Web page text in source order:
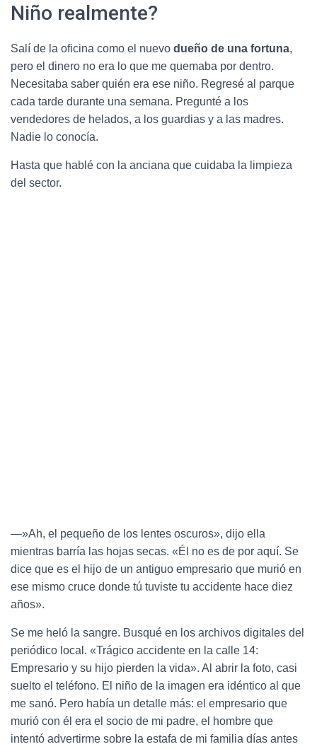
Niño realmente?
Salí de la oficina como el nuevo dueño de una fortuna,
pero el dinero no era lo que me quemaba por dentro.
Necesitaba saber quién era ese niño. Regresé al parque
cada tarde durante una semana. Pregunté a los
vendedores de helados, a los guardias y a las madres.
Nadie lo conocía.
Hasta que hablé con la anciana que cuidaba la limpieza
del sector.
—»Ah, el pequeño de los lentes oscuros», dijo ella
mientras barría las hojas secas. «Él no es de por aquí. Se
dice que es el hijo de un antiguo empresario que murió en
ese mismo cruce donde tú tuviste tu accidente hace diez
años».
Se me heló la sangre. Busqué en los archivos digitales del
periódico local. «Trágico accidente en la calle 14:
Empresario y su hijo pierden la vida». Al abrir la foto, casi
suelto el teléfono. El niño de la imagen era idéntico al que
me sanó. Pero había un detalle más: el empresario que
murió con él era el socio de mi padre, el hombre que
intentó advertirme sobre la estafa de mi familia días antes